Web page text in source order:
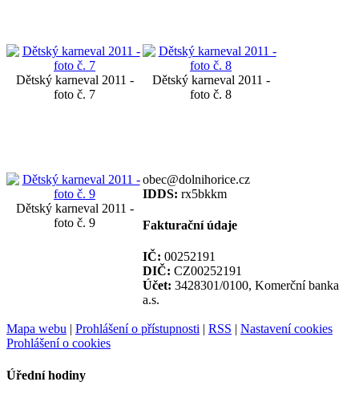
Dětský karneval 2011 -
foto č. 7
Dětský karneval 2011 -
foto č. 8
Dětský karneval 2011 -
foto č. 9
obec@dolnihorice.cz
IDDS: rx5bkkm
Fakturační údaje
IČ: 00252191
DIČ: CZ00252191
Účet: 3428301/0100, Komerční banka
a.s.
Mapa webu | Prohlášení o přístupnosti | RSS | Nastavení cookies
Prohlášení o cookies
Úřední hodiny